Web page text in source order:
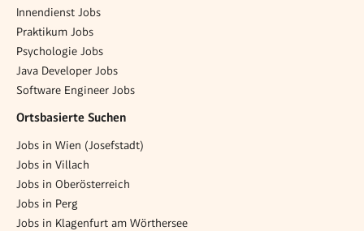
Innendienst Jobs
Praktikum Jobs
Psychologie Jobs
Java Developer Jobs
Software Engineer Jobs
Ortsbasierte Suchen
Jobs in Wien (Josefstadt)
Jobs in Villach
Jobs in Oberösterreich
Jobs in Perg
Jobs in Klagenfurt am Wörthersee